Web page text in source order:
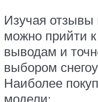
Изучая отзывы
можно прийти
выводам и
выбором
Наиболее
модели: